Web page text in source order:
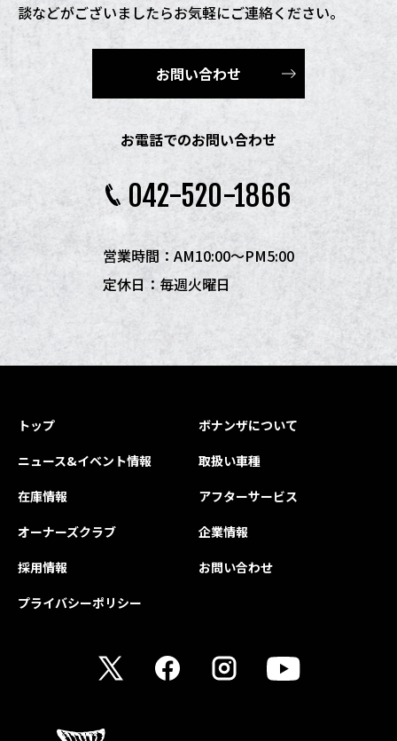
談などがございましたらお気軽にご連絡ください。
お問い合わせ
お電話でのお問い合わせ
042-520-1866
営業時間：AM10:00〜PM5:00
定休日：毎週火曜日
トップ
ボナンザについて
ニュース&イベント情報
取扱い車種
在庫情報
アフターサービス
オーナーズクラブ
企業情報
採用情報
お問い合わせ
プライバシーポリシー